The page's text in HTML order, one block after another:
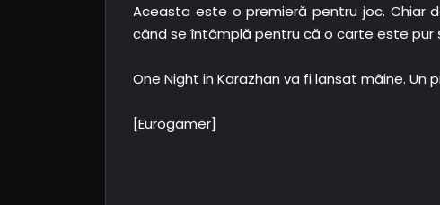
Aceasta este o premieră pentru joc. Chiar
când se întâmplă pentru că o carte este pur
One Night in Karazhan va fi lansat mâine.
[Eurogamer]